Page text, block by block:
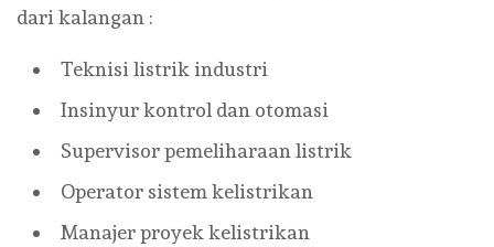
dari kalangan :
Teknisi listrik industri
Insinyur kontrol dan otomasi
Supervisor pemeliharaan listrik
Operator sistem kelistrikan
Manajer proyek kelistrikan